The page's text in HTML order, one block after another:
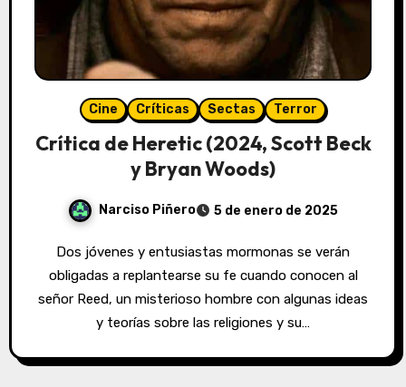
Cine Críticas Sectas Terror
Crítica de Heretic (2024, Scott Beck
y Bryan Woods)
Narciso Piñero 5 de enero de 2025
Dos jóvenes y entusiastas mormonas se verán
obligadas a replantearse su fe cuando conocen al
señor Reed, un misterioso hombre con algunas ideas
y teorías sobre las religiones y su…